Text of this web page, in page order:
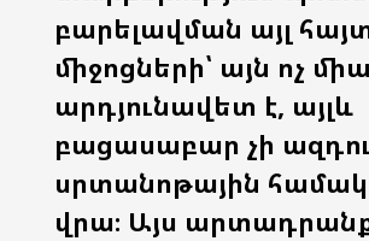
բարելավման այլ
միջոցների՝ այն ոչ
արդյունավետ է, այլև
բացասաբար չի
սրտանոթային
վրա։ Այս